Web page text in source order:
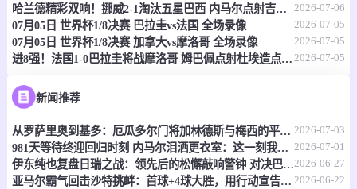
瑞士 0 - 0 哥伦比亚
情报
NBA
灰熊 0 - 0 老鹰
情报
哈兰德精彩双响！挪威2-1淘汰五星巴西 内马尔点射吉马良斯失点 2026-07-06
07月05日 世界杯1/8决赛 巴拉圭vs法国 全场录像 2026-07-05
07月05日 世界杯1/8决赛 加拿大vs摩洛哥 全场录像 2026-07-05
进8强！法国1-0巴拉圭将战摩洛哥 姆巴佩点射杜埃造点主裁引争议 2026-07-05
新闻推荐
从罗萨里奥到基多：厄瓜多尔门将加林德斯与梅西的平行人生 2026-07-03
981天等待终迎回归时刻 内马尔泪洒更衣室：这一刻我等得太久 2026-07-01
伊东纯也复盘日瑞之战：领先后的松懈敲响警钟 对决巴西将遇全新挑战2026-06-27
亚马尔霸气回击沙特挑衅：首球+4球大胜，用行动宣告"我在这！" 2026-06-22